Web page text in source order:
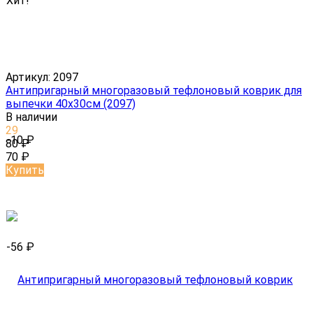
-10₽
Артикул: 2097
Антипригарный многоразовый тефлоновый коврик для
выпечки 40х30см (2097)
В наличии
29
80₽
70 ₽
Купить
-56 ₽